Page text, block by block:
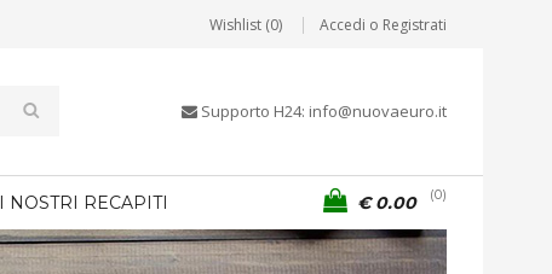
Wishlist (0) Accedi o Registrati
Supporto H24: info@nuovaeuro.it
I NOSTRI RECAPITI 0
€0.00